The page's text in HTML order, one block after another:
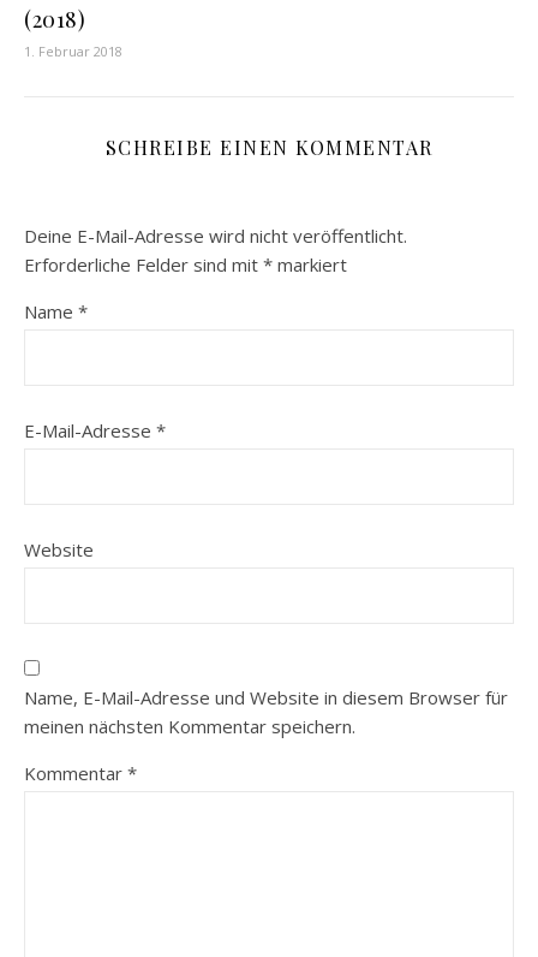
(2018)
1. Februar 2018
SCHREIBE EINEN KOMMENTAR
Deine E-Mail-Adresse wird nicht veröffentlicht.
Erforderliche Felder sind mit * markiert
Name *
E-Mail-Adresse *
Website
Name, E-Mail-Adresse und Website in diesem Browser für
meinen nächsten Kommentar speichern.
Kommentar *